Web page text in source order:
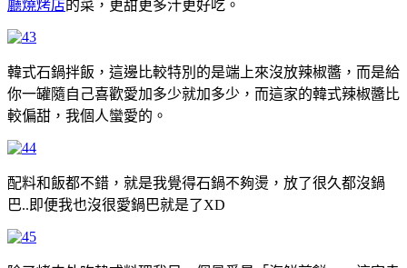
廳燒烤店的菜，更甜更多汁更好吃。
韓式石鍋拌飯，這邊比較特別的是端上來沒放辣椒醬，而是給
你一罐隨自己喜歡愛加多少就加多少，而這家的韓式辣椒醬比
較偏甜，我個人蠻愛的。
配料和飯都不錯，就是我覺得石鍋不夠燙，放了很久都沒鍋
巴..即便我也沒很愛鍋巴就是了XD